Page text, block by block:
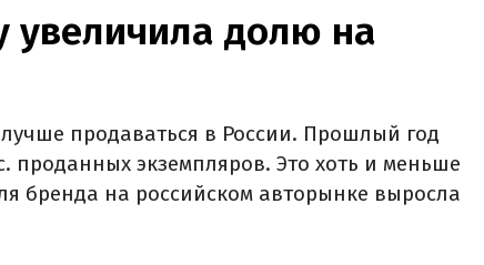
увеличила долю на
продаваться в России. Прошлый год
проданных экземпляров. Это хоть и меньше
бренда на российском авторынке выросла